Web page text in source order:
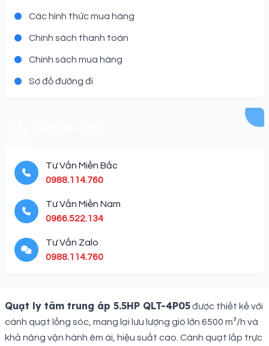
Các hình thức mua hàng
Chính sách thanh toán
Chính sách mua hàng
Sơ đồ đường đi
Tư Vấn Miền Bắc
0988.114.760
Tư Vấn Miền Nam
0966.522.134
Tư Vấn Zalo
0988.114.760
Description
Quạt ly tâm trung áp 5.5HP QLT-4P05được thiết kế với
cánh quạt lồng sóc, mang lại lưu lượng gió lớn 6500 m³/h và
khả năng vận hành êm ái, hiệu suất cao. Cánh quạt lắp trực